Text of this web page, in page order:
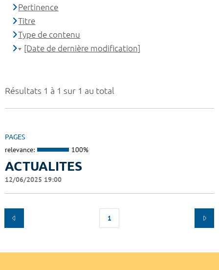
Résultats 1 à 1 sur 1 au total
PAGES
relevance: 100%
ACTUALITES
12/06/2025 19:00
1
Pertinence
Titre
Type de contenu
[Date de dernière modification]